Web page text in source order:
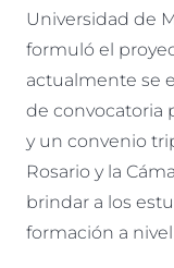
Universidad de
formuló el
actualmente se
de convocatoria
y un convenio
Rosario y la
brindar a los
formación a